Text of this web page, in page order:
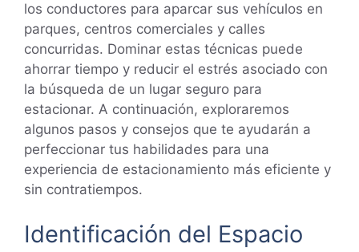
los conductores para aparcar sus vehículos en
parques, centros comerciales y calles
concurridas. Dominar estas técnicas puede
ahorrar tiempo y reducir el estrés asociado con
la búsqueda de un lugar seguro para
estacionar. A continuación, exploraremos
algunos pasos y consejos que te ayudarán a
perfeccionar tus habilidades para una
experiencia de estacionamiento más eficiente y
sin contratiempos.
Identificación del Espacio